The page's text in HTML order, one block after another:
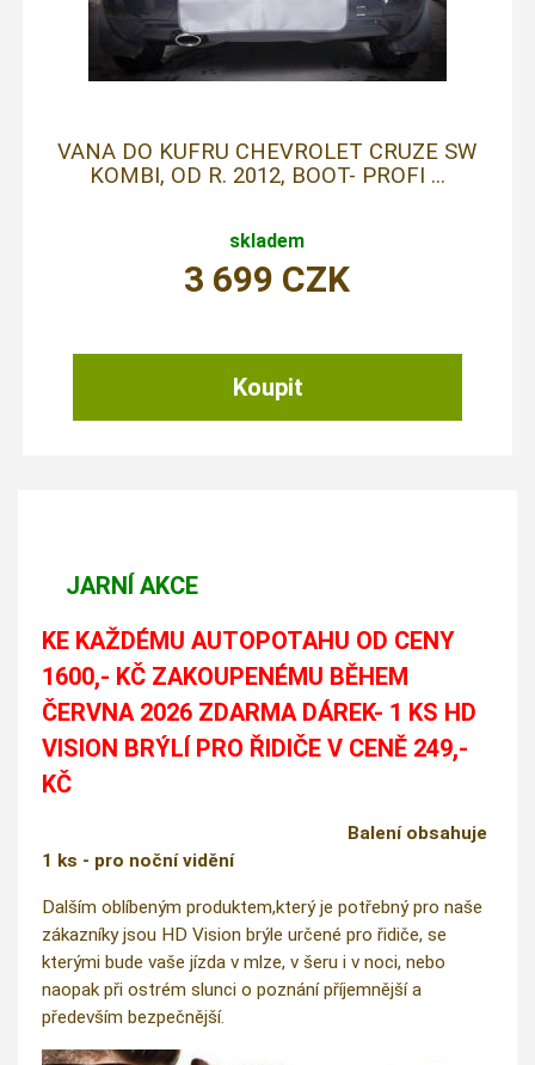
VANA DO KUFRU CHEVROLET CRUZE SW
KOMBI, OD R. 2012, BOOT- PROFI ...
skladem
3 699 CZK
JARNÍ AKCE
KE KAŽDÉMU AUTOPOTAHU OD CENY
1600,- KČ ZAKOUPENÉMU BĚHEM
ČERVNA 2026 ZDARMA DÁREK- 1 KS HD
VISION BRÝLÍ PRO ŘIDIČE V CENĚ 249,-
KČ
Balení obsahuje
1 ks - pro noční vidění
Dalším oblíbeným produktem,který je potřebný pro naše
zákazníky jsou HD Vision brýle určené pro řidiče, se
kterými bude vaše jízda v mlze, v šeru i v noci, nebo
naopak při ostrém slunci o poznání příjemnější a
především bezpečnější.